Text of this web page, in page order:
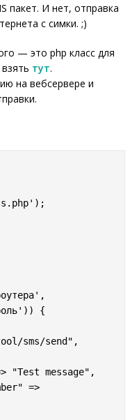
пакет. И нет, отправка
с симки. ;)
— это php класс для
тут.
на вебсервере и
{